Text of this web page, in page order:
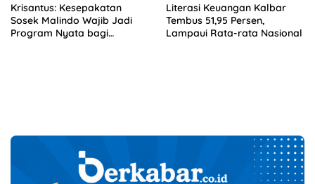
Krisantus: Kesepakatan
Sosek Malindo Wajib Jadi
Program Nyata bagi
Literasi Keuangan Kalbar
Tembus 51,95 Persen,
Lampaui Rata-rata Nasional